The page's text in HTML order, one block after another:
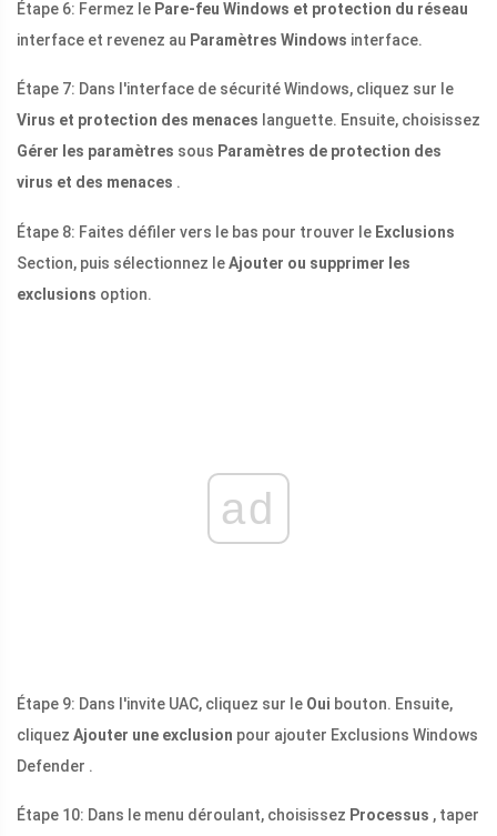
Étape 6: Fermez le Pare-feu Windows et protection du réseau
interface et revenez au Paramètres Windows interface.
Étape 7: Dans l'interface de sécurité Windows, cliquez sur le
Virus et protection des menaces languette. Ensuite, choisissez
Gérer les paramètres sous Paramètres de protection des
virus et des menaces .
Étape 8: Faites défiler vers le bas pour trouver le Exclusions
Section, puis sélectionnez leAjouter ou supprimer les
exclusions option.
ad
Étape 9: Dans l'invite UAC, cliquez sur le Oui bouton. Ensuite,
cliquez Ajouter une exclusion pour ajouter Exclusions Windows
Defender .
Étape 10: Dans le menu déroulant, choisissez Processus , taper